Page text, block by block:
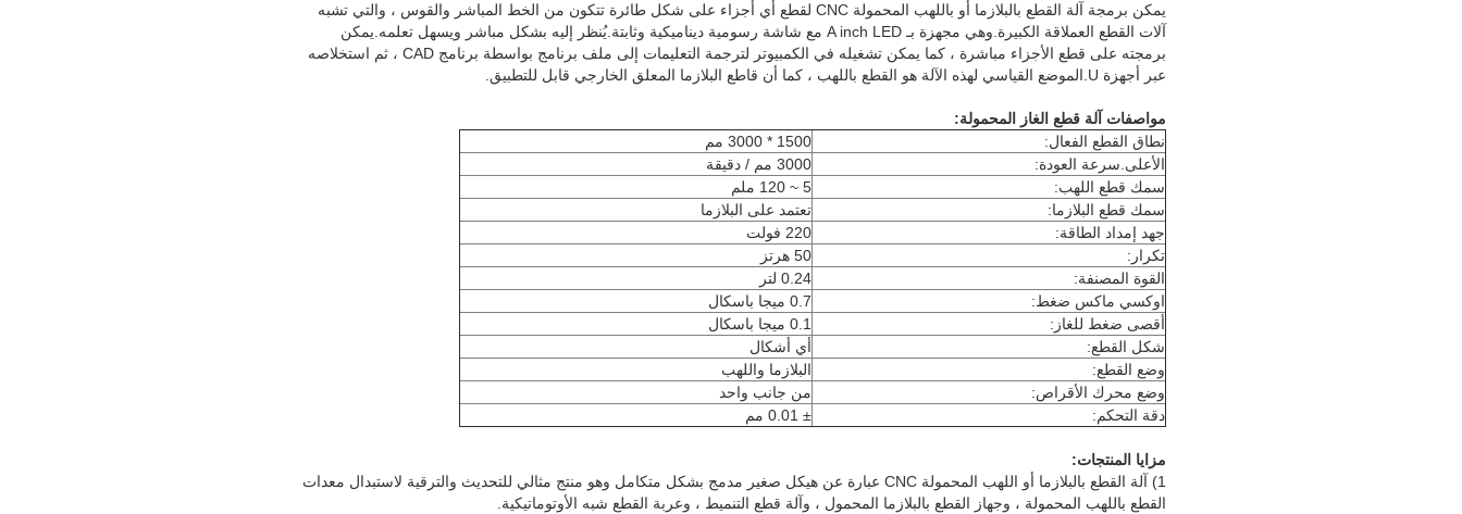
يمكن برمجة آلة القطع بالبلازما أو باللهب المحمولة CNC لقطع أي أجزاء على شكل طائرة تتكون من الخط المباشر والقوس ، والتي تشبه
آلات القطع العملاقة الكبيرة.وهي مجهزة بـ A inch LED مع شاشة رسومية ديناميكية وثابتة.يُنظر إليه بشكل مباشر ويسهل تعلمه.يمكن
برمجته على قطع الأجزاء مباشرة ، كما يمكن تشغيله في الكمبيوتر لترجمة التعليمات إلى ملف برنامج بواسطة برنامج CAD ، ثم استخلاصه
عبر أجهزة U.الموضع القياسي لهذه الآلة هو القطع باللهب ، كما أن قاطع البلازما المعلق الخارجي قابل للتطبيق.
مواصفات آلة قطع الغاز المحمولة:
نطاق القطع الفعال:
1500 * 3000 مم
الأعلى.سرعة العودة:
3000 مم / دقيقة
سمك قطع اللهب:
5 ~ 120 ملم
سمك قطع البلازما:
تعتمد على البلازما
جهد إمداد الطاقة:
220 فولت
تكرار:
50 هرتز
القوة المصنفة:
0.24 لتر
اوكسي ماكس ضغط:
0.7 ميجا باسكال
أقصى ضغط للغاز:
0.1 ميجا باسكال
شكل القطع:
أي أشكال
وضع القطع:
البلازما واللهب
وضع محرك الأقراص:
من جانب واحد
دقة التحكم:
± 0.01 مم
مزايا المنتجات:
1) آلة القطع بالبلازما أو اللهب المحمولة CNC عبارة عن هيكل صغير مدمج بشكل متكامل وهو منتج مثالي للتحديث والترقية لاستبدال معدات
القطع باللهب المحمولة ، وجهاز القطع بالبلازما المحمول ، وآلة قطع التنميط ، وعربة القطع شبه الأوتوماتيكية.